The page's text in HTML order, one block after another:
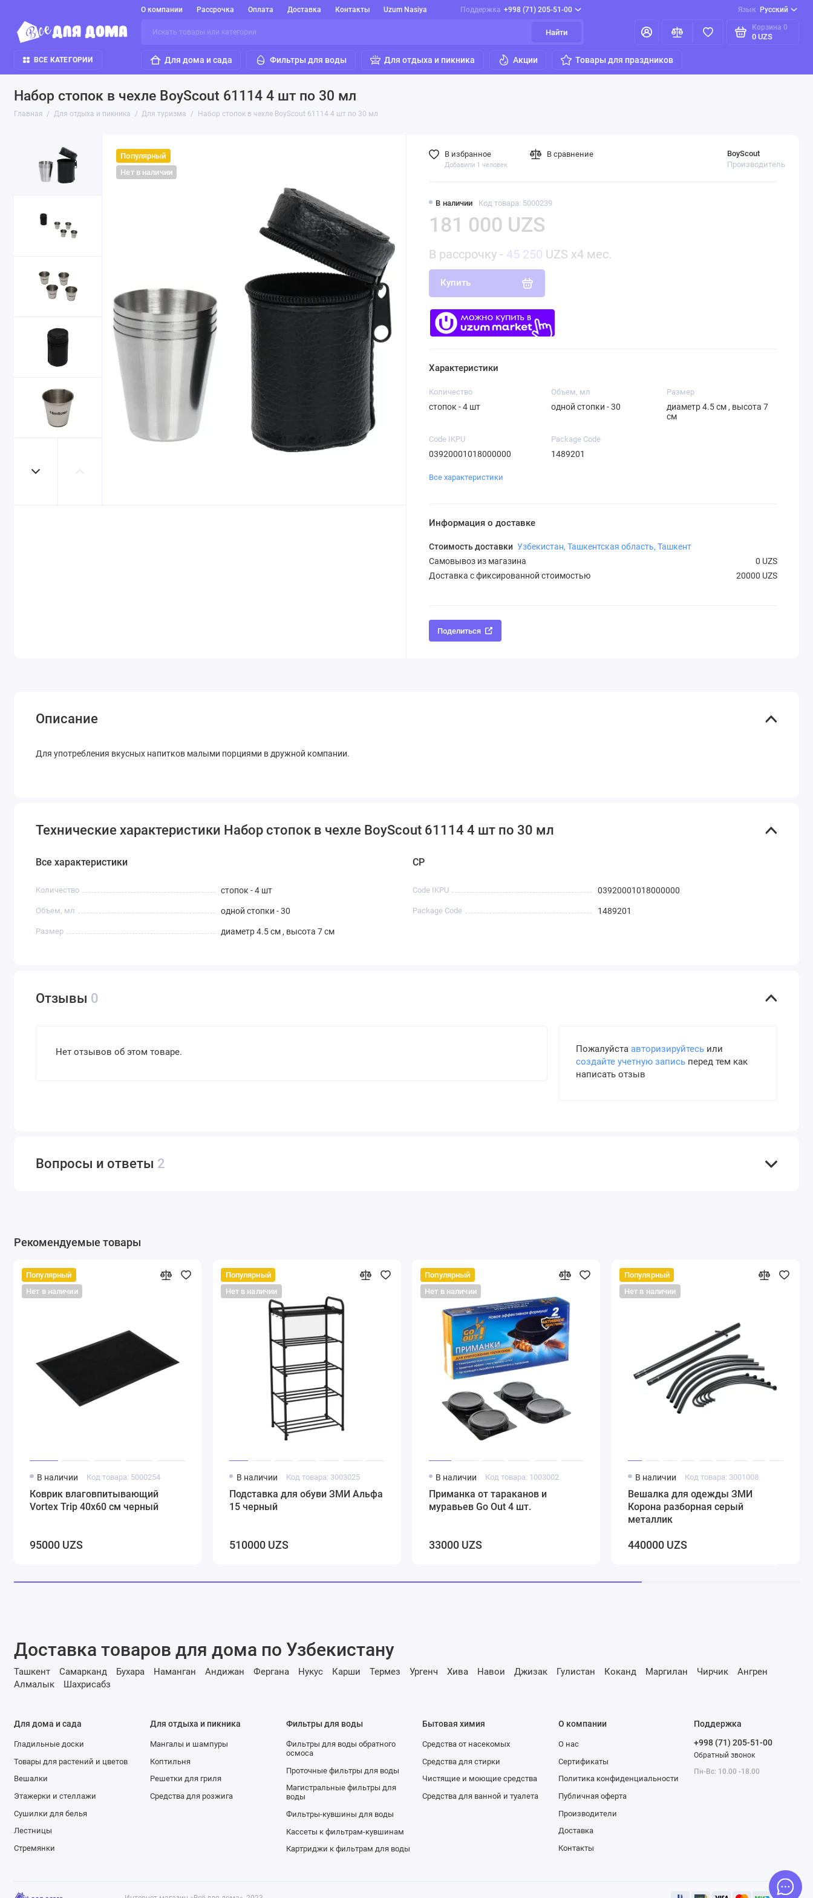
О компании Рассрочка Оплата Доставка Контакты Uzum Nasiya Поддержка +998 (71) 205-51-00 Язык Русский
Найти
Корзина 0
0 UZS
ВСЕ КАТЕГОРИИ Для дома и сада Фильтры для воды Для отдыха и пикника Акции Товары для праздников
Набор стопок в чехле BoyScout 61114 4 шт по 30 мл
Главная Для отдыха и пикника Для туризма Набор стопок в чехле BoyScout 61114 4 шт по 30 мл
Популярный
Нет в наличии
В наличии Код товара: 5000239
BoyScout
Производитель
181 000 UZS
В рассрочку - 45 250 UZS x4 мес.
Купить
В избранное
Добавили 1 человек
В сравнение
Характеристики
Количество
стопок - 4 шт
Объем, мл
одной стопки - 30
Размер
диаметр 4.5 см , высота 7
см
Code IKPU
03920001018000000
Package Code
1489201
Все характеристики
Информация о доставке
Стоимость доставки Узбекистан, Ташкентская область, Ташкент
Самовывоз из магазина
0 UZS
Доставка с фиксированной стоимостью
20000 UZS
Поделиться
Описание
Для употребления вкусных напитков малыми порциями в дружной компании.
Технические характеристики Набор стопок в чехле BoyScout 61114 4 шт по 30 мл
Все характеристики
Количество стопок - 4 шт
Объем, мл одной стопки - 30
Размер диаметр 4.5 см , высота 7 см
CP
Code IKPU 03920001018000000
Package Code 1489201
Отзывы 0
Нет отзывов об этом товаре. Пожалуйста авторизируйтесьили
создайте учетную записьперед тем как
написать отзыв
Вопросы и ответы 2
Рекомендуемые товары
Популярный
Нет в наличии
В наличии Код товара: 5000254
Коврик влаговпитывающий
Vortex Trip 40х60 см черный
95000 UZS
Популярный
Нет в наличии
В наличии Код товара: 3003025
Подставка для обуви ЗМИ Альфа
15 черный
510000 UZS
Популярный
Нет в наличии
В наличии Код товара: 1003002
Приманка от тараканов и
муравьев Go Out 4 шт.
33000 UZS
Популярный
Нет в наличии
В наличии Код товара: 3001008
Вешалка для одежды ЗМИ
Корона разборная серый
металлик
440000 UZS
Доставка товаров для дома по Узбекистану
Ташкент Самарканд Бухара Наманган Андижан Фергана Нукус Карши Термез Ургенч Хива Навои Джизак Гулистан Коканд Маргилан Чирчик
Ангрен
Алмалык
Шахрисабз
Для дома и сада
Гладильные доски
Товары для растений и цветов
Вешалки
Этажерки и стеллажи
Сушилки для белья
Лестницы
Стремянки
Для отдыха и пикника
Мангалы и шампуры
Коптильня
Решетки для гриля
Средства для розжига
Фильтры для воды
Фильтры для воды обратного
осмоса
Проточные фильтры для воды
Магистральные фильтры для
воды
Фильтры-кувшины для воды
Кассеты к фильтрам-кувшинам
Картриджи к фильтрам для воды
Бытовая химия
Средства от насекомых
Средства для стирки
Чистящие и моющие средства
Средства для ванной и туалета
О компании
О нас
Сертификаты
Политика конфиденциальности
Публичная оферта
Производители
Доставка
Контакты
Поддержка
+998 (71) 205-51-00
Обратный звонок
Пн-Вс: 10.00 -18.00